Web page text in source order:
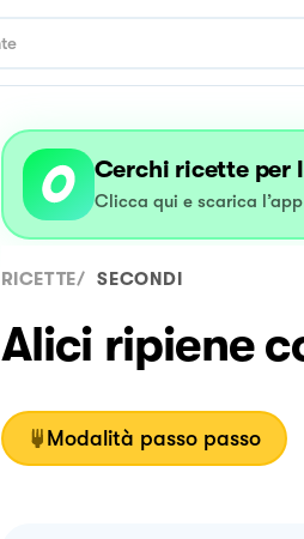
Cerchi ricette per
Clicca qui e scarica
RICETTE/ SECONDI
Alici ripiene
Modalità passo passo